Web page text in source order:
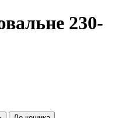
230-